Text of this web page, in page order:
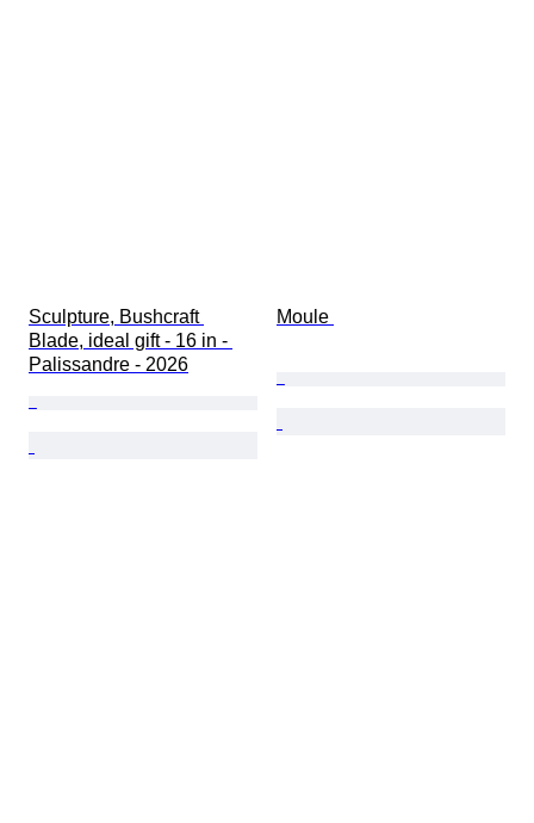
Sculpture, Bushcraft
Blade, ideal gift - 16 in -
Palissandre - 2026
Moule